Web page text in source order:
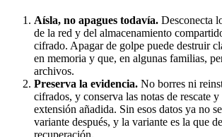
Aísla, no apagues todavía. Desconecta
de la red y del almacenamiento
cifrado. Apagar de golpe puede destruir
en memoria y que, en algunas familias,
archivos.
Preserva la evidencia. No borres ni
cifrados, y conserva las notas de rescate
extensión añadida. Sin esos datos ya no
variante después, y la variante es la que
recuperación.